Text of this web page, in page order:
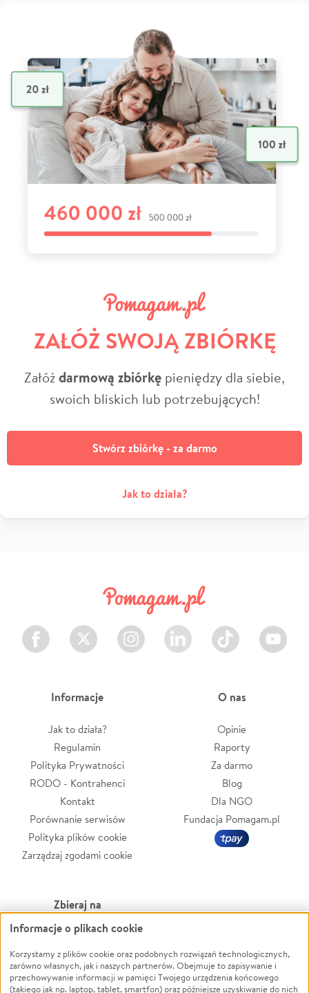
ZAŁÓŻ SWOJĄ ZBIÓRKĘ
Załóżdarmową zbiórkę pieniędzy dla siebie,
swoich bliskich lub potrzebujących!
Stwórz zbiórkę - za darmo
Jak to działa?
Facebook Twitter Instagram LinkedIn TikTok Youtube
Informacje
Jak to działa?
Regulamin
Polityka Prywatności
RODO - Kontrahenci
Kontakt
Porównanie serwisów
Polityka plików cookie
Zarządzaj zgodami cookie
O nas
Opinie
Raporty
Za darmo
Blog
Dla NGO
Fundacja Pomagam.pl
Zbieraj na
Leczenie
Zwierzęta
Pożar
Powódź
Wichura
Informacje o plikach cookie
Korzystamy z plików cookie oraz podobnych rozwiązań technologicznych,
zarówno własnych, jak i naszych partnerów. Obejmuje to zapisywanie i
przechowywanie informacji w pamięci Twojego urządzenia końcowego
(takiego jak np. laptop, tablet, smartfon) oraz późniejsze uzyskiwanie do nich